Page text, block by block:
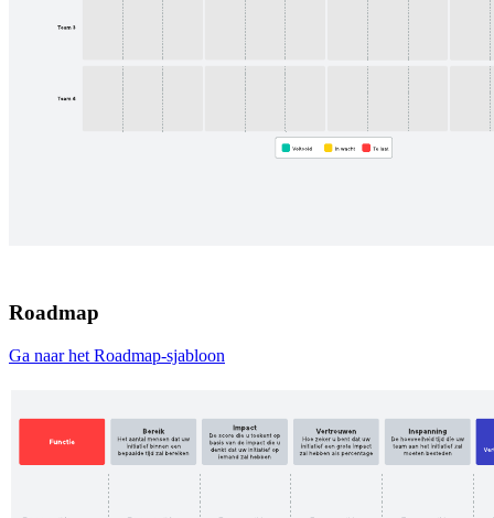
Roadmap
Ga naar het Roadmap-sjabloon